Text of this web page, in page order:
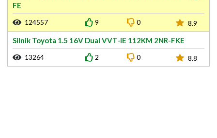
FE
124557 9 0 8.9
Silnik Toyota 1.5 16V Dual VVT-iE 112KM 2NR-FKE
13264 2 0 8.8